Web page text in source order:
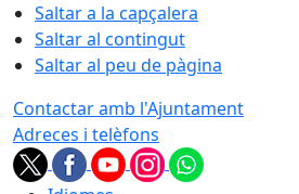
Saltar a la capçalera
Saltar al contingut
Saltar al peu de pàgina
Contactar amb l'Ajuntament
Adreces i telèfons